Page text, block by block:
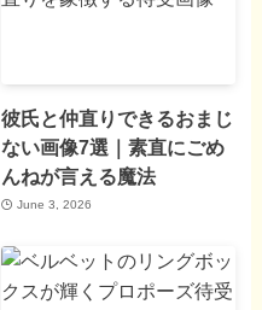
彼氏と仲直りできるおまじ
ない画像7選｜素直にごめ
んねが言える魔法
June 3, 2026